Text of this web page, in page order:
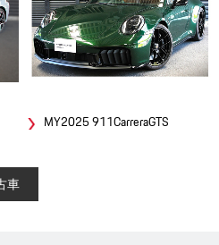
MY2025 911CarreraGTS
車